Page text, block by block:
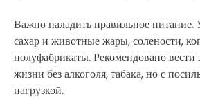
Важно наладить правильное питание.
сахар и животные жары, солености,
полуфабрикаты. Рекомендовано вести
жизни без алкоголя, табака, но с
нагрузкой.